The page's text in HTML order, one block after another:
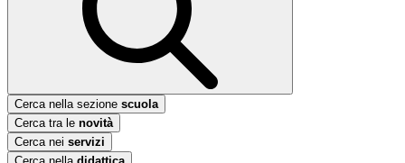
Cerca nella sezione scuola
Cerca tra le novità
Cerca nei servizi